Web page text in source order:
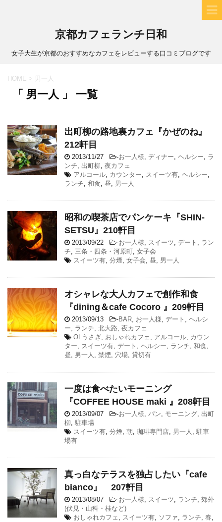
京都カフェランチ日和
女子大生が京都のおすすめなカフェをレビューする口コミブログです
HOME > 男一人
「 男一人 」 一覧
出町柳の路地裏カフェ『かぜのね』
212軒目
2013/11/27 -お一人様, ディナー, ヘルシー, ラ
ンチ, 出町柳, 夜カフェ
アルコール, カウンター, スイーツ有, ヘルシー,
ランチ, 和食, 昼, 男一人
昭和の喫茶店でパンケーキ『SHIN-
SETSU』210軒目
2013/09/22 -お一人様, スイーツ, デート , ラン
チ, 三条・四条・河原町, 女子会
スイーツ有, 分煙, 女子会, 昼, 男一人
オシャレな大人カフェで創作和食
『dining＆cafe Cocoro 』209軒目
2013/09/13 -BAR, お一人様, デート , ヘルシ
ー, ランチ, 北大路, 夜カフェ
OLうさぎ, おしゃれカフェ , アルコール, カウン
ター, スイーツ有, デート , ヘルシー, ランチ, 和食,
昼, 男一人 , 禁煙, 穴場, 貸切有
一度は食べたいモーニング
『COFFEE HOUSE maki 』208軒目
2013/09/07 -お一人様, パン, モーニング, 出町
柳, 駐車場
スイーツ有, 分煙, 朝, 珈琲専門店, 男一人 , 駐車
場有
真っ白なテラスを独占したい『cafe
bianco』 207軒目
2013/08/07 -お一人様, スイーツ, ランチ, 郊外
(伏見・山科・桂など)
おしゃれカフェ , スイーツ有, ソファ, ランチ, 春,